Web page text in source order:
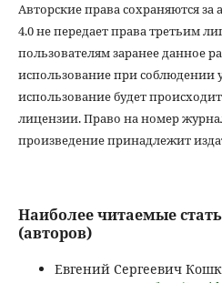
Авторские права сохраняются за
4.0 не передает права третьим
пользователям заранее данное
использование при соблюдении
использование будет
лицензии. Право на номер
произведение принадлежит
Наиболее читаемые
(авторов)
Евгений Сергеевич